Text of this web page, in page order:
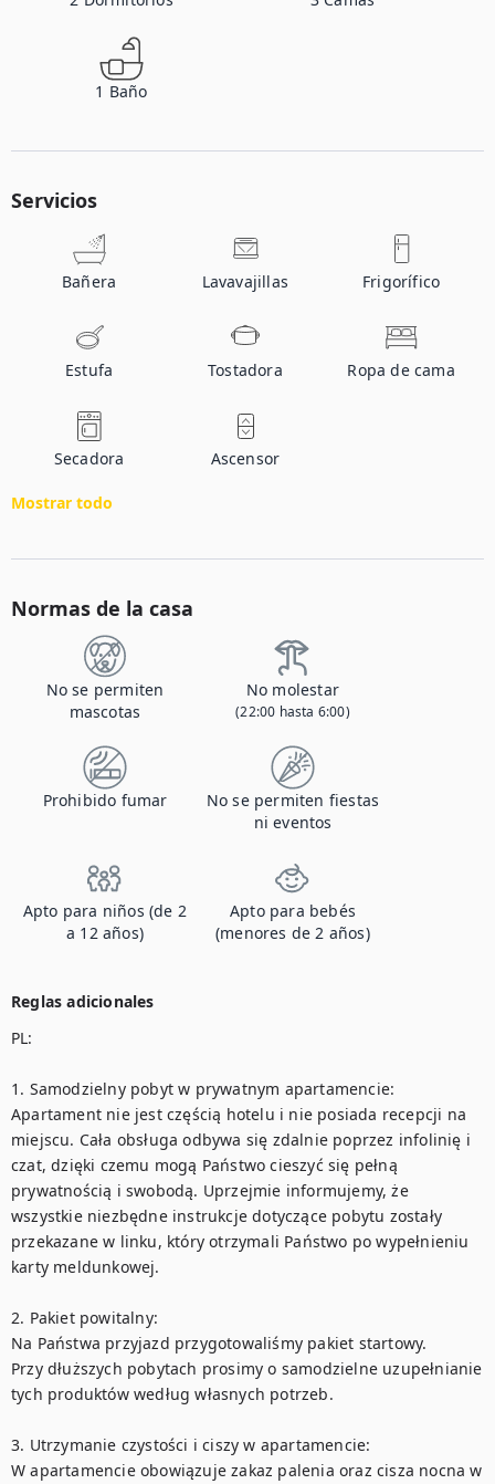
1 Baño
Servicios
Bañera Lavavajillas Frigorífico
Estufa Tostadora Ropa de cama
Secadora Ascensor
Mostrar todo
Normas de la casa
No se permiten
mascotas
No molestar
(22:00 hasta 6:00)
Prohibido fumar
No se permiten fiestas
ni eventos
Apto para niños (de 2
a 12 años)
Apto para bebés
(menores de 2 años)
Reglas adicionales
PL:
1. Samodzielny pobyt w prywatnym apartamencie:
Apartament nie jest częścią hotelu i nie posiada recepcji na
miejscu. Cała obsługa odbywa się zdalnie poprzez infolinię i
czat, dzięki czemu mogą Państwo cieszyć się pełną
prywatnością i swobodą. Uprzejmie informujemy, że
wszystkie niezbędne instrukcje dotyczące pobytu zostały
przekazane w linku, który otrzymali Państwo po wypełnieniu
karty meldunkowej.
2. Pakiet powitalny:
Na Państwa przyjazd przygotowaliśmy pakiet startowy.
Przy dłuższych pobytach prosimy o samodzielne uzupełnianie
tych produktów według własnych potrzeb.
3. Utrzymanie czystości i ciszy w apartamencie:
W apartamencie obowiązuje zakaz palenia oraz cisza nocna w